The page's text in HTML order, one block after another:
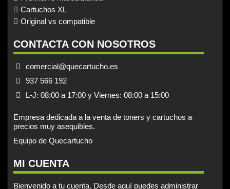
Cartuchos XL
Original vs compatible
CONTACTA CON NOSOTROS
comercial@quecartucho.es
937 566 192
L-J: 08:00 a 17:00 y Viernes: 08:00 a 15:00
Empresa dedicada a la venta de toners y cartuchos a
precios muy asequibles.
Equipo de Quecartucho
MI CUENTA
Bienvenido a tu cuenta. Desde aquí puedes administrar